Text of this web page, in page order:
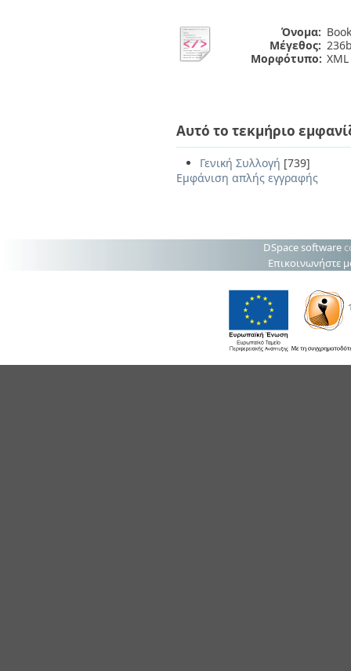
Όνομα:
Μέγεθος:
Μορφότυπο: XML
Αυτό το τεκμήριο
Γενική Συλλογή [739]
Εμφάνιση απλής εγγραφής
DSpace software
Επικοινωνήστε